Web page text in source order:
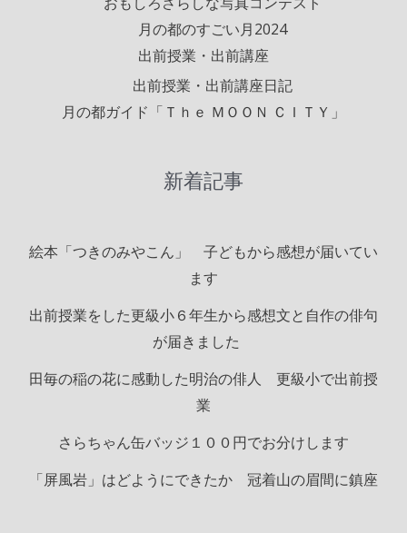
月の都のすごい月2024
出前授業・出前講座
出前授業・出前講座日記
月の都ガイド「Ｔｈｅ ＭＯＯＮ ＣＩＴＹ」
新着記事
絵本「つきのみやこん」 子どもから感想が届いてい
ます
出前授業をした更級小６年生から感想文と自作の俳句
が届きました
田毎の稲の花に感動した明治の俳人 更級小で出前授
業
さらちゃん缶バッジ１００円でお分けします
「屏風岩」はどようにできたか 冠着山の眉間に鎮座